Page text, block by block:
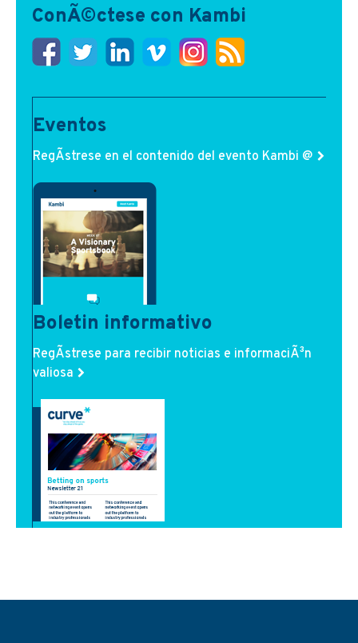
ConÃ©ctese con Kambi
Eventos
RegÃ­strese en el contenido del evento Kambi @
Boletin informativo
RegÃ­strese para recibir noticias e informaciÃ³n
valiosa